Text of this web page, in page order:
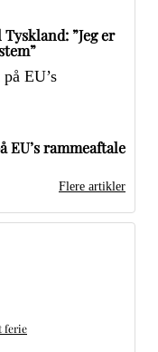
”Jeg er
rammeaftale
Flere artikler
ferie